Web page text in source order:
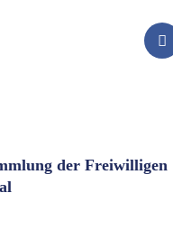
der Freiwilligen